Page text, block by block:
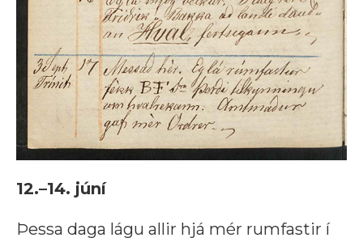
12.–14. júní
Þessa daga lágu allir hjá mér rumfastir í